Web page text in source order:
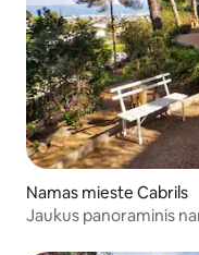
Namas mieste Cabrils
Jaukus panoraminis